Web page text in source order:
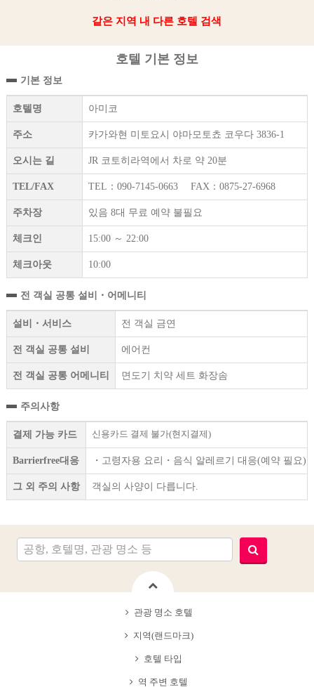
같은 지역 내 다른 호텔 검색
호텔 기본 정보
기본 정보
호텔명 아미코
주소 카가와현 미토요시 야마모토쵸 코우다 3836-1
오시는 길 JR 코토히라역에서 차로 약 20분
TEL/FAX TEL：090-7145-0663 FAX：0875-27-6968
주차장 있음 8대 무료 예약 불필요
체크인 15:00 ～ 22:00
체크아웃 10:00
전 객실 공통 설비・어메니티
설비・서비스 전 객실 금연
전 객실 공통 설비 에어컨
전 객실 공통 어메니티 면도기 치약 세트 화장솜
주의사항
결제 가능 카드 신용카드 결제 불가(현지결제)
Barrierfree대응 ・고령자용 요리・음식 알레르기 대응(예약 필요)
그 외 주의 사항 객실의 사양이 다릅니다.
관광 명소 호텔
지역(랜드마크)
호텔 타입
역 주변 호텔